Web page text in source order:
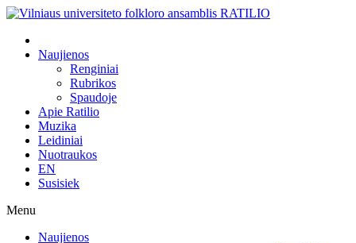
Naujienos
Renginiai
Rubrikos
Spaudoje
Apie Ratilio
Muzika
Leidiniai
Nuotraukos
EN
Susisiek
Menu
Naujienos